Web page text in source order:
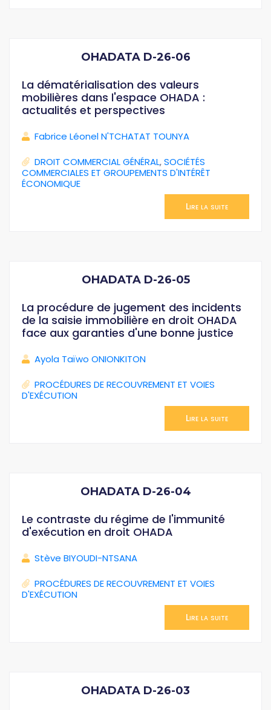
OHADATA D-26-06
La dématérialisation des valeurs
mobilières dans l'espace OHADA :
actualités et perspectives
Fabrice Léonel N'TCHATAT TOUNYA
DROIT COMMERCIAL GÉNÉRAL,SOCIÉTÉS
COMMERCIALES ET GROUPEMENTS D'INTÉRÊT
ÉCONOMIQUE
Lire la suite
OHADATA D-26-05
La procédure de jugement des incidents
de la saisie immobilière en droit OHADA
face aux garanties d'une bonne justice
Ayola Taïwo ONIONKITON
PROCÉDURES DE RECOUVREMENT ET VOIES
D'EXÉCUTION
Lire la suite
OHADATA D-26-04
Le contraste du régime de l'immunité
d'exécution en droit OHADA
Stève BIYOUDI-NTSANA
PROCÉDURES DE RECOUVREMENT ET VOIES
D'EXÉCUTION
Lire la suite
OHADATA D-26-03